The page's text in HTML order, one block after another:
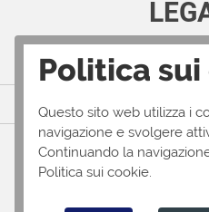
NOTE
POLITICA
TERMINI E
Politica
Questo sito web utilizza i
navigazione e svolgere
Continuando la
Politica sui cookie.